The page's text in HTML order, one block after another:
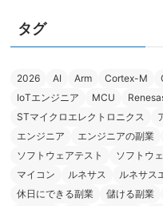
タグ
2026 AI Arm Cortex-M
IoTエンジニア
MCU
STマイクロエレクトロニクス
エンジニア
エンジニアの副業
ソフトウェアテスト
ソフトウ
マイコン
ルネサス ルネサス
休日にできる副業
儲ける副業